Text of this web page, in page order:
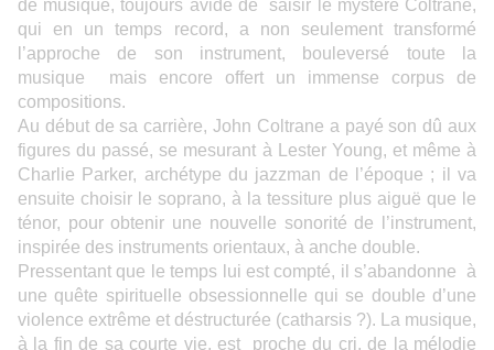
de musique, toujours avide de saisir le mystère Coltrane,
qui en un temps record, a non seulement transformé
l’approche de son instrument, bouleversé toute la
musique mais encore offert un immense corpus de
compositions.
Au début de sa carrière, John Coltrane a payé son dû aux
figures du passé, se mesurant à Lester Young, et même à
Charlie Parker, archétype du jazzman de l’époque ; il va
ensuite choisir le soprano, à la tessiture plus aiguë que le
ténor, pour obtenir une nouvelle sonorité de l’instrument,
inspirée des instruments orientaux, à anche double.
Pressentant que le temps lui est compté, il s’abandonne à
une quête spirituelle obsessionnelle qui se double d’une
violence extrême et déstructurée (catharsis ?). La musique,
à la fin de sa courte vie, est proche du cri, de la mélodie